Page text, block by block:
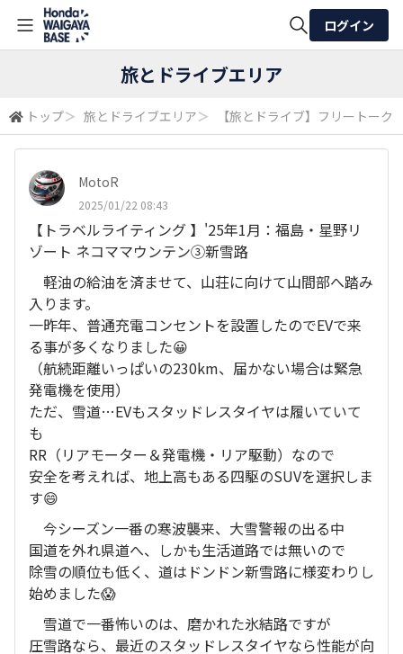
検索
ログイン
旅とドライブエリア
トップ＞ 旅とドライブエリア＞ 【旅とドライブ】フリートーク
MotoR
2025/01/22 08:43
【トラベルライティング 】'25年1月：福島・星野リ
ゾート ネコママウンテン③新雪路
軽油の給油を済ませて、山荘に向けて山間部へ踏み
入ります。
一昨年、普通充電コンセントを設置したのでEVで来
る事が多くなりました😀
（航続距離いっぱいの230km、届かない場合は緊急
発電機を使用）
ただ、雪道…EVもスタッドレスタイヤは履いていて
も
RR（リアモーター＆発電機・リア駆動）なので
安全を考えれば、地上高もある四駆のSUVを選択しま
す😄
今シーズン一番の寒波襲来、大雪警報の出る中
国道を外れ県道へ、しかも生活道路では無いので
除雪の順位も低く、道はドンドン新雪路に様変わりし
始めました😱
雪道で一番怖いのは、磨かれた氷結路ですが
圧雪路なら、最近のスタッドレスタイヤなら性能が向